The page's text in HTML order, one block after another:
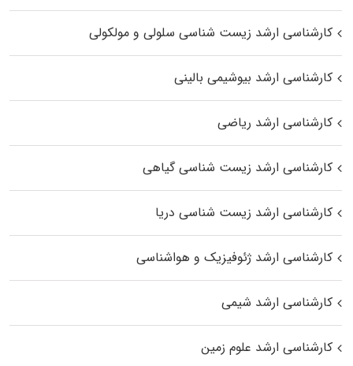
کارشناسی ارشد زیست شناسی سلولی و مولکولی
کارشناسی ارشد بیوشیمی بالینی
کارشناسی ارشد ریاضی
کارشناسی ارشد زیست‌ شناسی گیاهی
کارشناسی ارشد زیست‌ شناسی دریا
کارشناسی ارشد ژئوفیزیک و هواشناسی
کارشناسی ارشد شیمی
کارشناسی ارشد علوم زمین